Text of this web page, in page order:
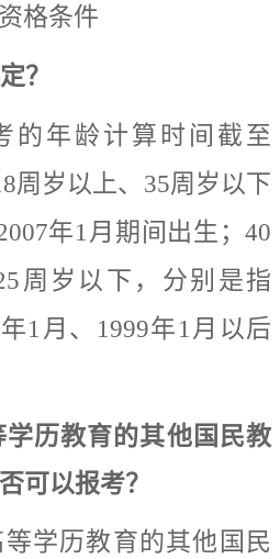
格条件
？
的 年龄计算时间截 至
周岁以上、 35周岁以下
7年1 月 期间 出生 ；40
周岁以下 ， 分别是指
年1 月、 1999年 1 月以后
学历教育的其他国民教
可以报考？
学历教育的其他国民